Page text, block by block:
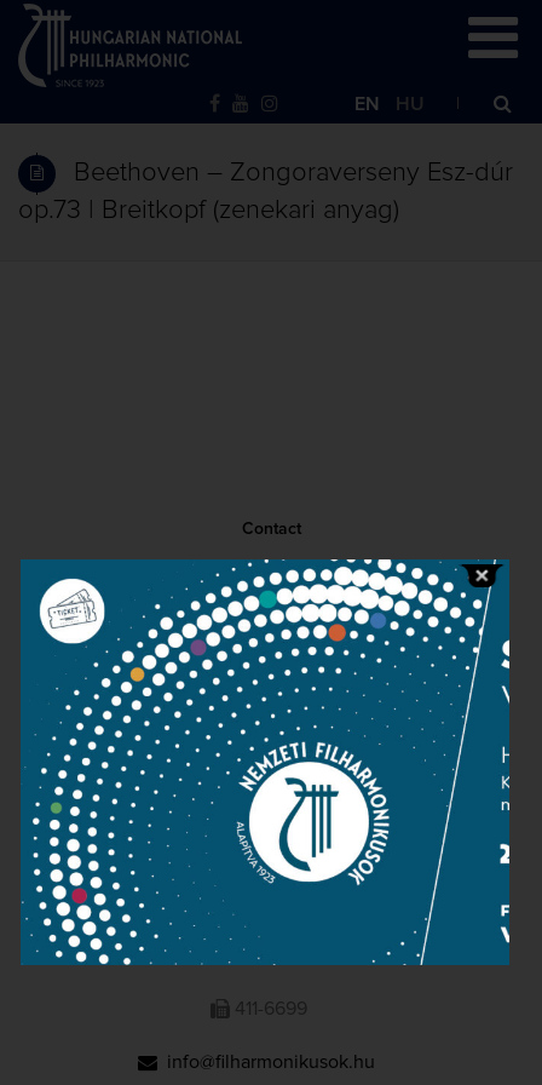
EN HU
Beethoven – Zongoraverseny Esz-dúr
op.73 | Breitkopf (zenekari anyag)
Contact
Public information
Press room
Terms and privacy
Imprint
NATIONAL PHILHARMONIC
1095 Budapest, Komor Marcell u. 1. (Müpa)
411-6600
411-6699
info@filharmonikusok.hu